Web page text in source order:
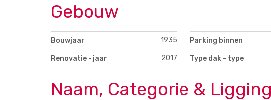
Gebouw
Bouwjaar 1935 Parking binnen
Renovatie - jaar 2017 Type dak - type
Naam, Categorie & Ligging